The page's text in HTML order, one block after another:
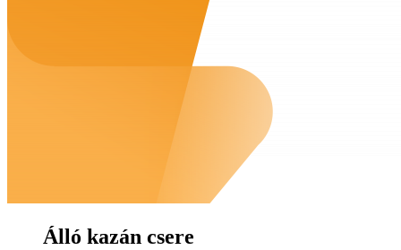
Álló kazán csere